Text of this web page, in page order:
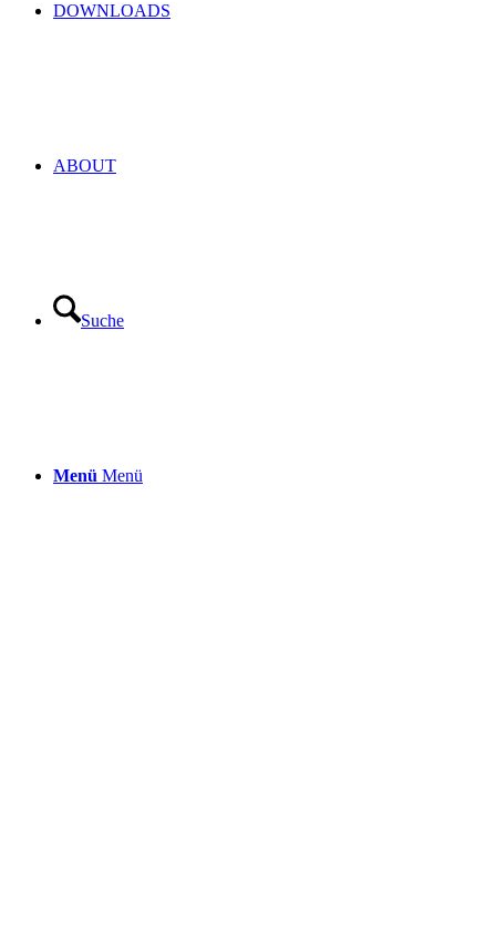
DOWNLOADS
ABOUT
Suche
Menü Menü